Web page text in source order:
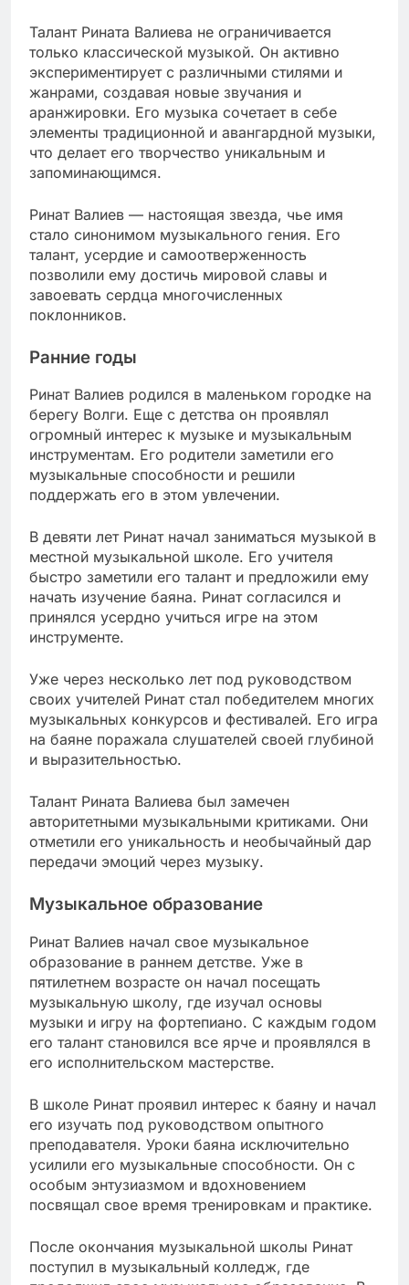
Талант Рината Валиева не ограничивается
только классической музыкой. Он активно
экспериментирует с различными стилями и
жанрами, создавая новые звучания и
аранжировки. Его музыка сочетает в себе
элементы традиционной и авангардной музыки,
что делает его творчество уникальным и
запоминающимся.
Ринат Валиев — настоящая звезда, чье имя
стало синонимом музыкального гения. Его
талант, усердие и самоотверженность
позволили ему достичь мировой славы и
завоевать сердца многочисленных
поклонников.
Ранние годы
Ринат Валиев родился в маленьком городке на
берегу Волги. Еще с детства он проявлял
огромный интерес к музыке и музыкальным
инструментам. Его родители заметили его
музыкальные способности и решили
поддержать его в этом увлечении.
В девяти лет Ринат начал заниматься музыкой в
местной музыкальной школе. Его учителя
быстро заметили его талант и предложили ему
начать изучение баяна. Ринат согласился и
принялся усердно учиться игре на этом
инструменте.
Уже через несколько лет под руководством
своих учителей Ринат стал победителем многих
музыкальных конкурсов и фестивалей. Его игра
на баяне поражала слушателей своей глубиной
и выразительностью.
Талант Рината Валиева был замечен
авторитетными музыкальными критиками. Они
отметили его уникальность и необычайный дар
передачи эмоций через музыку.
Музыкальное образование
Ринат Валиев начал свое музыкальное
образование в раннем детстве. Уже в
пятилетнем возрасте он начал посещать
музыкальную школу, где изучал основы
музыки и игру на фортепиано. С каждым годом
его талант становился все ярче и проявлялся в
его исполнительском мастерстве.
В школе Ринат проявил интерес к баяну и начал
его изучать под руководством опытного
преподавателя. Уроки баяна исключительно
усилили его музыкальные способности. Он с
особым энтузиазмом и вдохновением
посвящал свое время тренировкам и практике.
После окончания музыкальной школы Ринат
поступил в музыкальный колледж, где